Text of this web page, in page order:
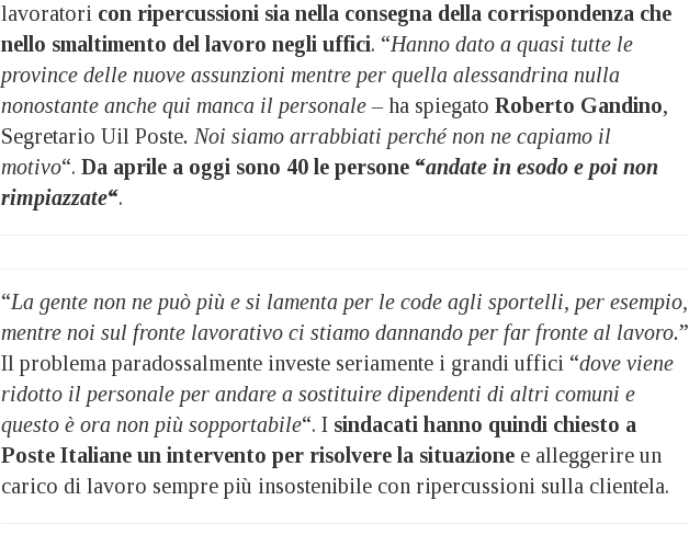
lavoratori con ripercussioni sia nella consegna della corrispondenza che
nello smaltimento del lavoro negli uffici. “Hanno dato a quasi tutte le
province delle nuove assunzioni mentre per quella alessandrina nulla
nonostante anche qui manca il personale – ha spiegato Roberto Gandino,
Segretario Uil Poste. Noi siamo arrabbiati perché non ne capiamo il
motivo“. Da aprile a oggi sono 40 le persone “andate in esodo e poi non
rimpiazzate“.
“La gente non ne può più e si lamenta per le code agli sportelli, per esempio,
mentre noi sul fronte lavorativo ci stiamo dannando per far fronte al lavoro.”
Il problema paradossalmente investe seriamente i grandi uffici “dove viene
ridotto il personale per andare a sostituire dipendenti di altri comuni e
questo è ora non più sopportabile“. I sindacati hanno quindi chiesto a
Poste Italiane un intervento per risolvere la situazione e alleggerire un
carico di lavoro sempre più insostenibile con ripercussioni sulla clientela.